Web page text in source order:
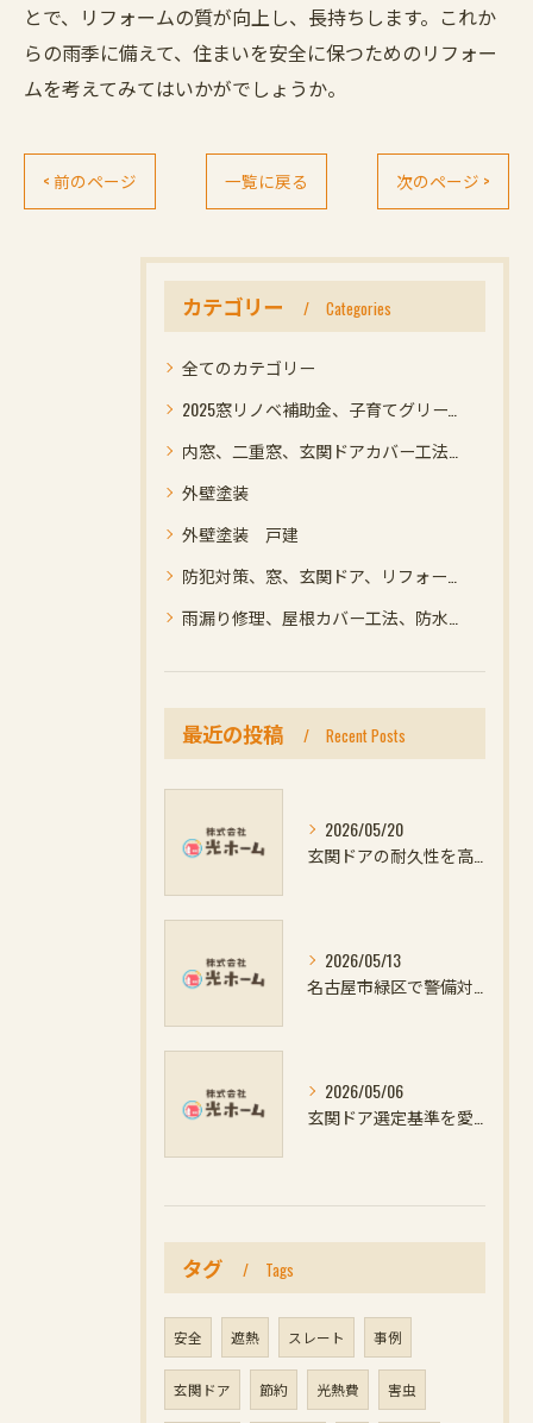
とで、リフォームの質が向上し、長持ちします。これか
らの雨季に備えて、住まいを安全に保つためのリフォー
ムを考えてみてはいかがでしょうか。
< 前のページ 一覧に戻る 次のページ >
カテゴリー Categories
全てのカテゴリー
2025窓リノベ補助金、子育てグリーン住宅支援事業補助金、光ホーム名古屋市緑区
内窓、二重窓、玄関ドアカバー工法リフォームで断熱効果、防犯性能アップなどメリット高く補助金を受けれてお得
外壁塗装
外壁塗装 戸建
防犯対策、窓、玄関ドア、リフォーム、名古屋市緑区
雨漏り修理、屋根カバー工法、防水、コーキング、リフォーム
最近の投稿 Recent Posts
2026/05/20
2026/05/13
2026/05/06
タグ Tags
安全 遮熱 スレート 事例
玄関ドア 節約 光熱費 害虫